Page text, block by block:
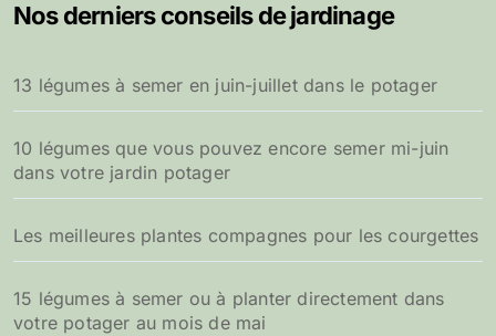
Nos derniers conseils de jardinage
13 légumes à semer en juin-juillet dans le potager
10 légumes que vous pouvez encore semer mi-juin
dans votre jardin potager
Les meilleures plantes compagnes pour les courgettes
15 légumes à semer ou à planter directement dans
votre potager au mois de mai